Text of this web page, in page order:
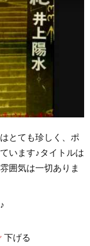
とても珍しく、ポ
います♪タイトルは
囲気は一切ありま
下げる